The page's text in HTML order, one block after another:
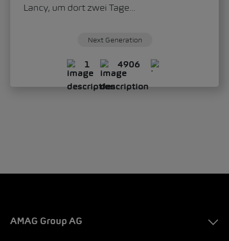
Lancy, um dort zwei Tage...
Next Generation
1 4906
AMAG Group AG